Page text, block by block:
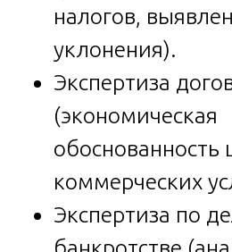
налогов,
уклонения).
Экспертиза
(экономическая
обоснованность
коммерческих
Экспертиза по